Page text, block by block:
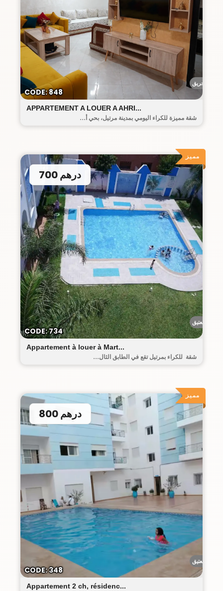
أحريق
APPARTEMENT A LOUER A AHRI...
شقة مميزة للكراء اليومي بمدينة مرتيل، بحي أ...
CODE: 848
مميز
البيت العتيق
Appartement à louer à Mart...
700 درهم
شقة للكراء بمرتيل تقع في الطابق الثال...
CODE: 734
مميز
البيت العتيق
Appartement 2 ch, résidenc...
800 درهم
CODE: 348